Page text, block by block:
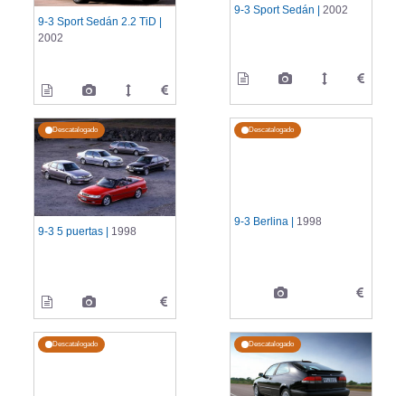
9-3 Sport Sedán 2.2 TiD |
2002
9-3 Sport Sedán | 2002
Descatalogado
9-3 5 puertas | 1998
Descatalogado
9-3 Berlina | 1998
Descatalogado Descatalogado